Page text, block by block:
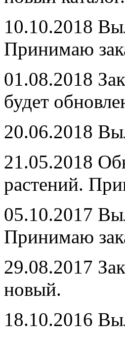
10.10.2018
Принимаю
01.08.2018
будет
20.06.2018
21.05.2018
растений.
05.10.2017
Принимаю
29.08.2017
новый.
18.10.2016